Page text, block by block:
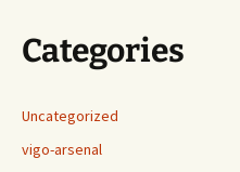
Categories
Uncategorized
vigo-arsenal